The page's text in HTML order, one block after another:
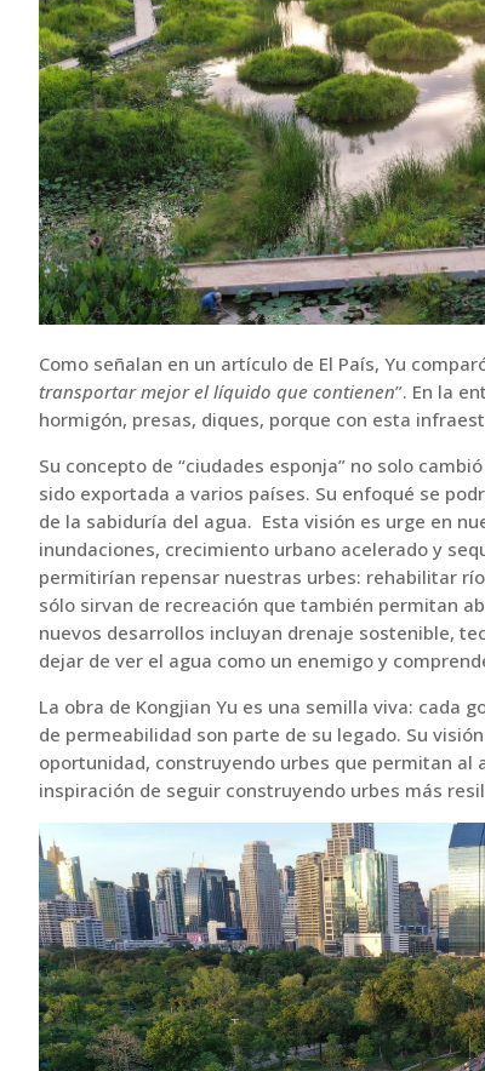
Como señalan en un artículo de El País, Yu
transportar mejor el líquido que contienen”. En la
hormigón, presas, diques, porque con esta
Su concepto de “ciudades esponja” no solo
sido exportada a varios países. Su enfoqué se
de la sabiduría del agua. Esta visión es urge en
inundaciones, crecimiento urbano acelerado y
permitirían repensar nuestras urbes: rehabilitar
sólo sirvan de recreación que también permitan
nuevos desarrollos incluyan drenaje sostenible,
dejar de ver el agua como un enemigo y
La obra de Kongjian Yu es una semilla viva: cada
de permeabilidad son parte de su legado. Su
oportunidad, construyendo urbes que permitan al
inspiración de seguir construyendo urbes más